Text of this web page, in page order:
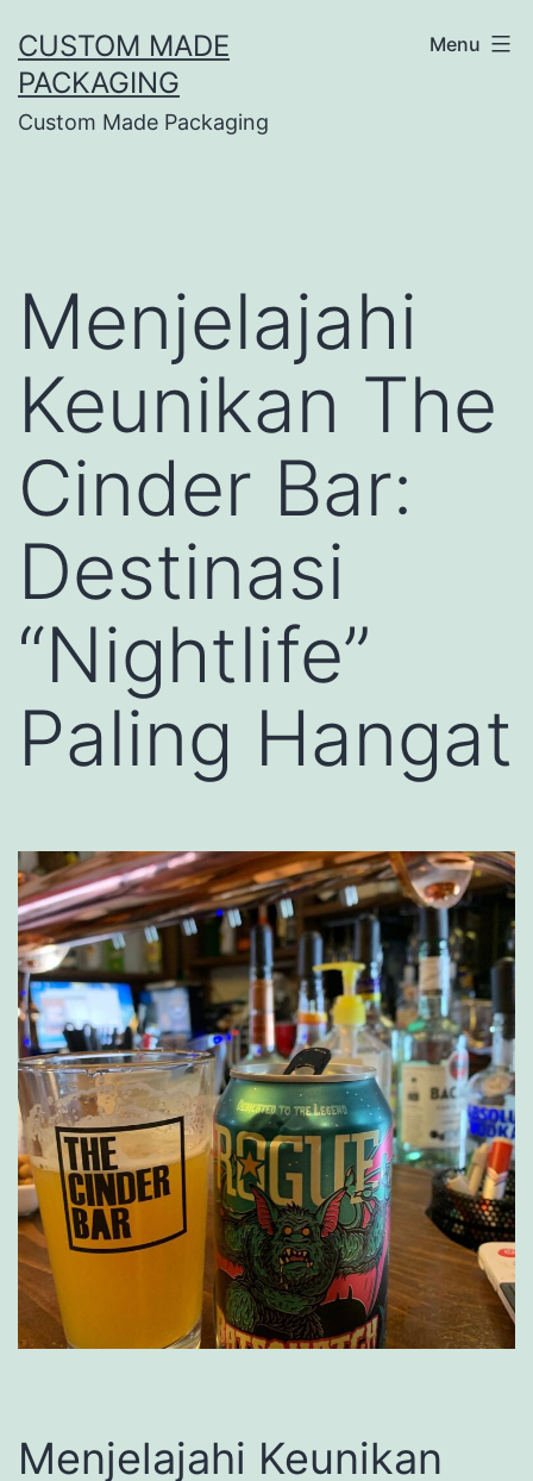
CUSTOM MADE
PACKAGING
Custom Made Packaging
Menu
Menjelajahi
Keunikan The
Cinder Bar:
Destinasi
“Nightlife”
Paling Hangat
Menjelajahi Keunikan